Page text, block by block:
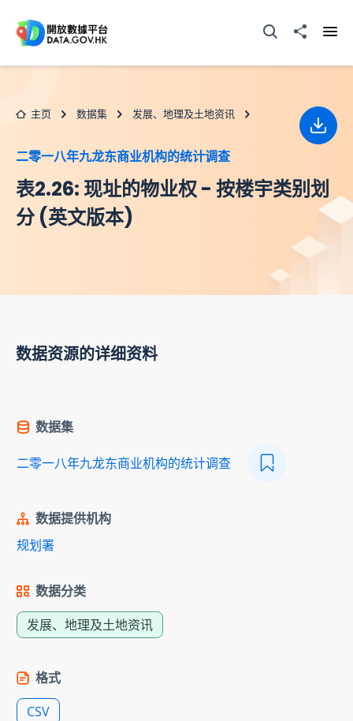
打开搜寻器分享至
主页 数据集 发展、地理及土地资讯
二零一八年九龙东商业机构的统计调查
表2.26: 现址的物业权 - 按楼宇类别划
分 (英文版本)
下载
数据资源的详细资料
数据集
二零一八年九龙东商业机构的统计调查
数据提供机构
规划署
数据分类
发展、地理及土地资讯
格式
CSV